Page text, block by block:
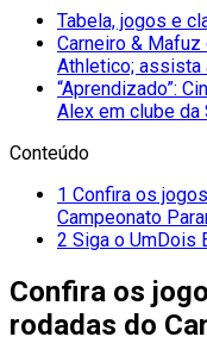
Tabela, jogos e
Carneiro & Mafuz
Athletico; assista
“Aprendizado”:
Alex em clube da
Conteúdo
1 Confira os
Campeonato
2 Siga o UmDois
Confira os
rodadas do